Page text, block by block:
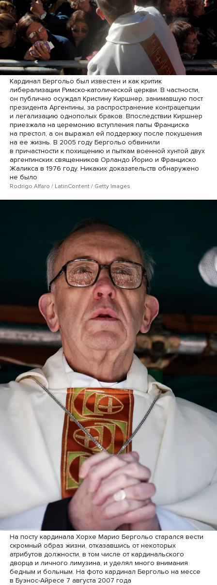
Кардинал Бергольо был известен и как критик
либерализации Римско-католической церкви. В частности,
он публично осуждал Кристину Киршнер, занимавшую пост
президента Аргентины, за распространение контрацепции
и легализацию однополых браков. Впоследствии Киршнер
приезжала на церемонию вступления папы Франциска
на престол, а он выражал ей поддержку после покушения
на ее жизнь. В 2005 году Бергольо обвинили
в причастности к похищению и пыткам военной хунтой двух
аргентинских священников Орландо Йорио и Франциско
Жаликса в 1976 году. Никаких доказательств обнаружено
не было
Rodrigo Alfaro / LatinContent / Getty Images
На посту кардинала Хорхе Марио Бергольо старался вести
скромный образ жизни, отказавшись от некоторых
атрибутов должности, в том числе от кардинальского
дворца и личного лимузина, и уделял много внимания
бедным и больным. На фото кардинал Бергольо на мессе
в Буэнос-Айресе 7 августа 2007 года